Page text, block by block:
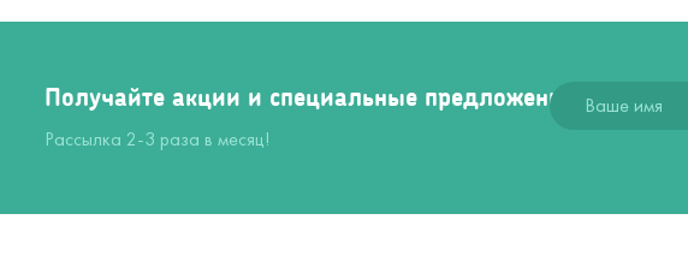
Получайте акции и специальные предложения
Рассылка 2-3 раза в месяц!